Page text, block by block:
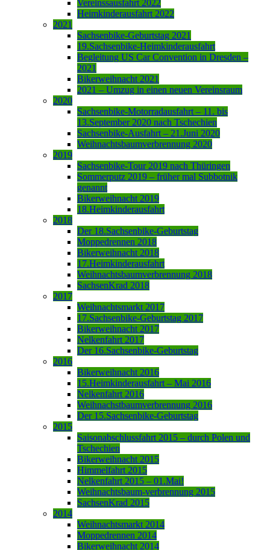
Vereinssausfahrt 2022
Heimkinderausfahrt 2022
2021
Sachsenbike-Geburtstag 2021
19.Sachsenbike-Heimkinderausfahrt
Begleitung US Car Convention in Dresden –
2021
Bikerweihnacht 2021
2021 – Umzug in einen neuen Vereinsraum
2020
Sachsenbike-Motorradausfahrt – 11. bis
13.September 2020 nach Tschechien
Sachsenbike-Ausfahrt – 21.Juni 2020
Weihnachtsbaumverbrennung 2020
2019
Sachsenbike-Tour 2019 nach Thüringen
Sommerputz 2019 – früher mal Subbotnik
genannt
Bikerweihnacht 2019
18.Heimkinderausfahrt
2018
Der 18.Sachsenbike-Geburtstag
Moppedrennen 2018
Bikerweihnacht 2018
17.Heimkinderausfahrt
Weihnachtsbaumverbrennung 2018
SachsenKrad 2018
2017
Weihnachtsmarkt 2017
17.Sachsenbike-Geburtstag 2017
Bikerweihnacht 2017
Nelkenfahrt 2017
Der 16.Sachsenbike-Geburtstag
2016
Bikerweihnacht 2016
15.Heimkinderausfahrt – Mai 2016
Nelkenfahrt 2016
Weihnachstbaumverbrennung 2016
Der 15.Sachsenbike-Geburtstag
2015
Saisonabschlussfahrt 2015 – durch Polen und
Tschechien
Bikerweihnacht 2015
Himmelfahrt 2015
Nelkenfahrt 2015 – 01.Mai!
Weihnachtsbaum-verbrennung 2015
SachsenKrad 2015
2014
Weihnachtsmarkt 2014
Moppedrennen 2014
Bikerweihnacht 2014